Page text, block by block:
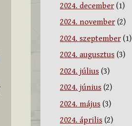
2024. december(1)
2024. november(2)
2024. szeptember(1)
2024. augusztus (3)
2024. július (3)
2024. június (2)
2024. május (3)
2024. április (2)